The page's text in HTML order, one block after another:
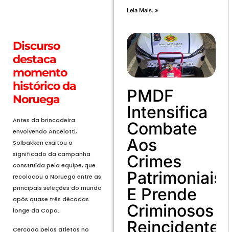
Discurso
destaca
momento
histórico da
Noruega
Antes da brincadeira
envolvendo Ancelotti,
Solbakken exaltou o
significado da campanha
construída pela equipe, que
recolocou a Noruega entre as
principais seleções do mundo
após quase três décadas
longe da Copa.
Cercado pelos atletas no
Leia Mais. »
PMDF
Intensifica
Combate
Aos
Crimes
Patrimoniais
E Prende
Criminosos
Reincidentes